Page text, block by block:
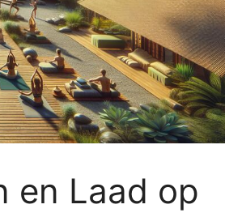
en Laad op